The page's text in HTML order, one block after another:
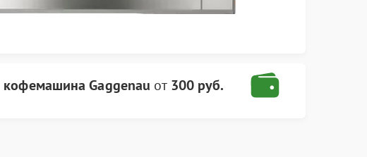
кофемашина Gaggenau от 300 руб.